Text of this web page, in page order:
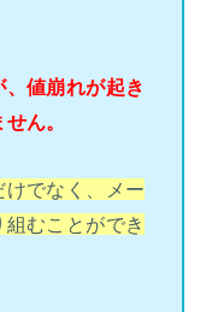
値崩れが起き
ん。
でなく、メー
むことができ